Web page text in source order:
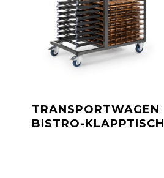
TRANSPORTWAGEN
BISTRO-KLAPPTISCH